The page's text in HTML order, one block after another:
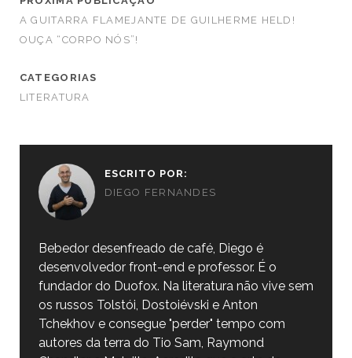
A GUITARRA FLAMEJANTE DE GUILHERME HELD!
OUÇA “CORPO NÓS”!
CATEGORIAS
LITERATURA
ESCRITO POR:
DIEGO FERNANDES
Bebedor desenfreado de café, Diego é
desenvolvedor front-end e professor. É o
fundador do Duofox. Na literatura não vive sem
os russos Tolstói, Dostoiévski e Anton
Tchekhov e consegue "perder" tempo com
autores da terra do Tio Sam, Raymond